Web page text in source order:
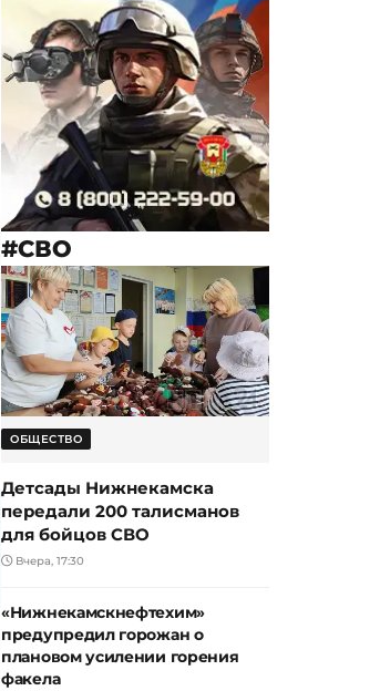
#СВО
ОБЩЕСТВО
Детсады Нижнекамска
передали 200 талисманов
для бойцов СВО
Вчера, 17:30
«Нижнекамскнефтехим»
предупредил горожан о
плановом усилении горения
факела